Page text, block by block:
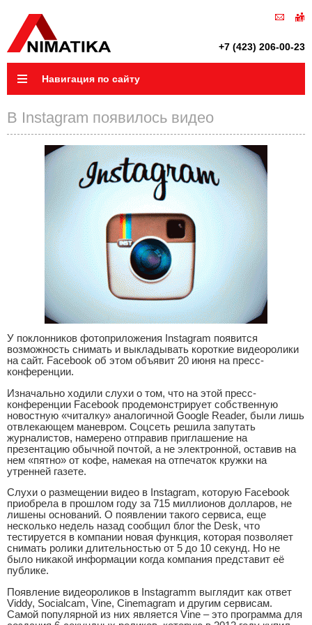
+7 (423) 206-00-23
Навигация по сайту
В Instagram появилось видео
У поклонников фотоприложения Instagram появится
возможность снимать и выкладывать короткие видеоролики
на сайт. Facebook об этом объявит 20 июня на пресс-
конференции.
Изначально ходили слухи о том, что на этой пресс-
конференции Facebook продемонстрирует собственную
новостную «читалку» аналогичной Google Reader, были лишь
отвлекающем маневром. Соцсеть решила запутать
журналистов, намерено отправив приглашение на
презентацию обычной почтой, а не электронной, оставив на
нем «пятно» от кофе, намекая на отпечаток кружки на
утренней газете.
Слухи о размещении видео в Instagram, которую Facebook
приобрела в прошлом году за 715 миллионов долларов, не
лишены оснований. О появлении такого сервиса, еще
несколько недель назад сообщил блог the Desk, что
тестируется в компании новая функция, которая позволяет
снимать ролики длительностью от 5 до 10 секунд. Но не
было никакой информации когда компания представит её
публике.
Появление видеороликов в Instagramm выглядит как ответ
Viddy, Socialcam, Vine, Cinemagram и другим сервисам.
Самой популярной из них является Vine – это программа для